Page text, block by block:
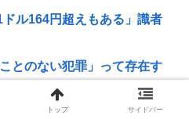
ル164円超えもある」識者
とのない犯罪」って存在す
キングが出たぞ！！
トップ サイドバー